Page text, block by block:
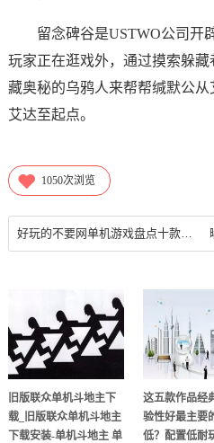
留念碑谷是USTWO公司开辟
玩家正在逛戏外，通过摸索躲
藏奥秘的乌鸦人来帮帮缄默公
艾达至起点。
1050次浏览
好玩的不要网单机游戏盘点十款玩不腻的单机手机游戏 大部分人都玩过
旧版联众单机斗地主下
载_旧版联众单机斗地主
下载安装-单机斗地主 单
这五款作品经
验性好最主要
低？配置低耐